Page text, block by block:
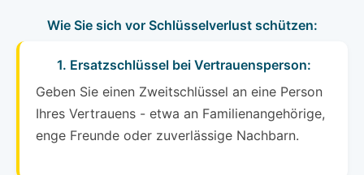
Wie Sie sich vor Schlüsselverlust schützen:
1. Ersatzschlüssel bei Vertrauensperson:
Geben Sie einen Zweitschlüssel an eine Person
Ihres Vertrauens - etwa an Familienangehörige,
enge Freunde oder zuverlässige Nachbarn.